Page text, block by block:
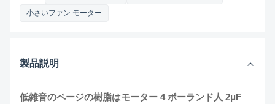
小さいファン モーター
製品説明
低雑音のページの樹脂はモーター 4 ポーランド人 2μF